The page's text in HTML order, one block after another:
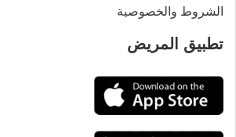
الشروط والخصوصية
تطبيق المريض